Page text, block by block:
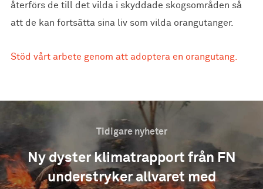
återförs de till det vilda i skyddade skogsområden så
att de kan fortsätta sina liv som vilda orangutanger.
Stöd vårt arbete genom att adoptera en orangutang.
Tidigare nyheter
Ny dyster klimatrapport från FN
understryker allvaret med